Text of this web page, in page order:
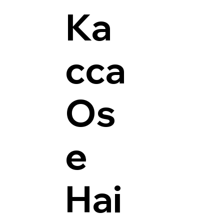
Ка
сса
Os
e
Hai